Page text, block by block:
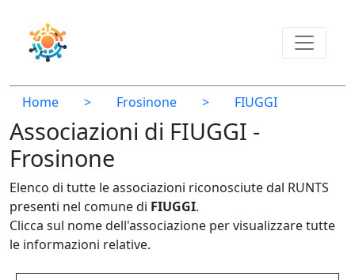
Home > Frosinone > FIUGGI
Associazioni di FIUGGI -
Frosinone
Elenco di tutte le associazioni riconosciute dal RUNTS
presenti nel comune di FIUGGI.
Clicca sul nome dell'associazione per visualizzare tutte
le informazioni relative.